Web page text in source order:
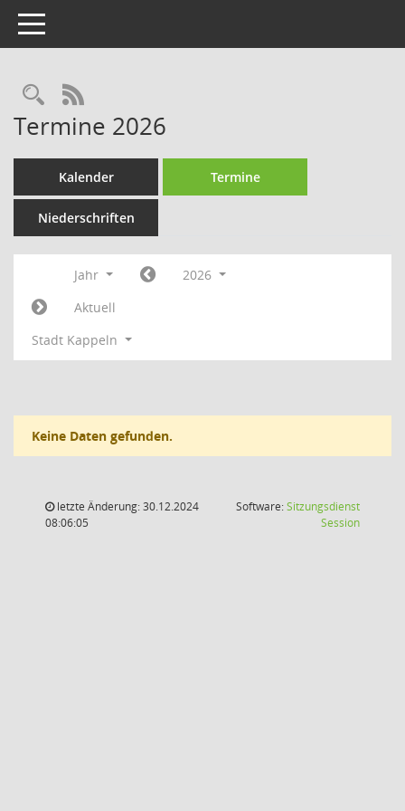
Toggle navigation
Rechercheauswahl
RSS-Feed
Termine 2026
Kalender Termine
Niederschriften
Jahr
2026
Aktuell
Stadt Kappeln
Keine Daten gefunden.
letzte Änderung: 30.12.2024
08:06:05
Software:Sitzungsdienst
Session(Wird in